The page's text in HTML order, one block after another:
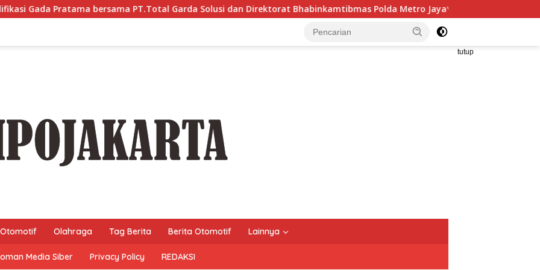
PT.Total Garda Solusi dan Direktorat Bhabinkamtibmas Polda Metro Jaya* Sudin PPAPP Kepulauan Seribu
tutup
Otomotif Olahraga Tag Berita Berita Otomotif Lainnya
Media Siber Privacy Policy REDAKSI